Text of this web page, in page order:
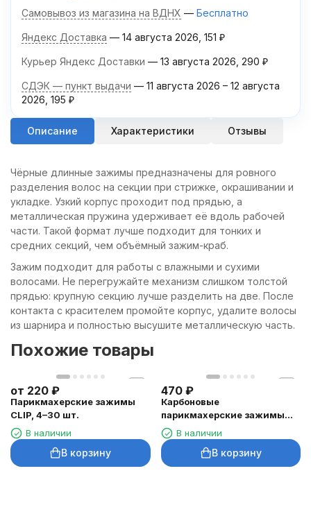
Самовывоз из магазина на ВДНХ Бесплатно
Яндекс Доставка 14 августа 2026 151 ₽
Курьер Яндекс Доставки 13 августа 2026 290 ₽
СДЭК — пункт выдачи 11 августа 2026 – 12 августа
2026 195 ₽
Описание Характеристики Отзывы
Чёрные длинные зажимы предназначены для ровного
разделения волос на секции при стрижке, окрашивании и
укладке. Узкий корпус проходит под прядью, а
металлическая пружина удерживает её вдоль рабочей
части. Такой формат лучше подходит для тонких и
средних секций, чем объёмный зажим-краб.
Зажим подходит для работы с влажными и сухими
волосами. Не перегружайте механизм слишком толстой
прядью: крупную секцию лучше разделить на две. После
контакта с красителем промойте корпус, удалите волосы
из шарнира и полностью высушите металлическую часть.
Похожие товары
от 220 ₽
Парикмахерские зажимы
CLIP, 4–30 шт.
В наличии
В корзину
470 ₽
Карбоновые
парикмахерские зажимы
PRONOGTI 10 см, 6 шт.
В наличии
В корзину